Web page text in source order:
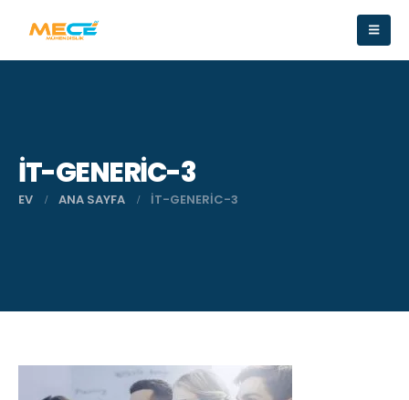
IT-GENERIC-3
EV ANA SAYFA IT-GENERIC-3